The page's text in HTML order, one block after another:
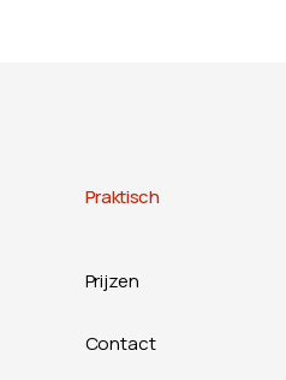
Praktisch
Prijzen
Contact